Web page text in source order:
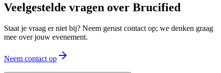
Veelgestelde vragen over Brucified
Staat je vraag er niet bij? Neem gerust contact op; we denken graag
mee over jouw evenement.
Neem contact op